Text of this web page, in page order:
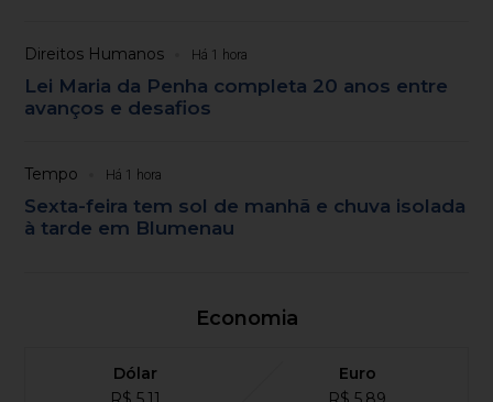
Direitos Humanos Há 1 hora
Lei Maria da Penha completa 20 anos entre
avanços e desafios
Tempo Há 1 hora
Sexta-feira tem sol de manhã e chuva isolada
à tarde em Blumenau
Economia
Dólar
Euro